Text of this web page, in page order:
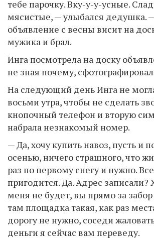
тебе парочку. Вку-у-у-усные.
мясистые, — улыбался дедушка.
объявление с весны висит на
мужика и брал.
Инга посмотрела на доску
не зная почему,
На следующий день Инга не
восьми утра, чтобы не сделать
кнопочный телефон и вторую
набрала незнакомый номер.
— Да, хочу купить навоз, пусть и
осенью, ничего страшного, что
раз по первому снегу и нужно.
пригодится. Да. Адрес записали?
меня не будет, вы прямо за
там площадка такая, как раз
дорогу не нужно, соседи
деньги я сейчас вам переведу.